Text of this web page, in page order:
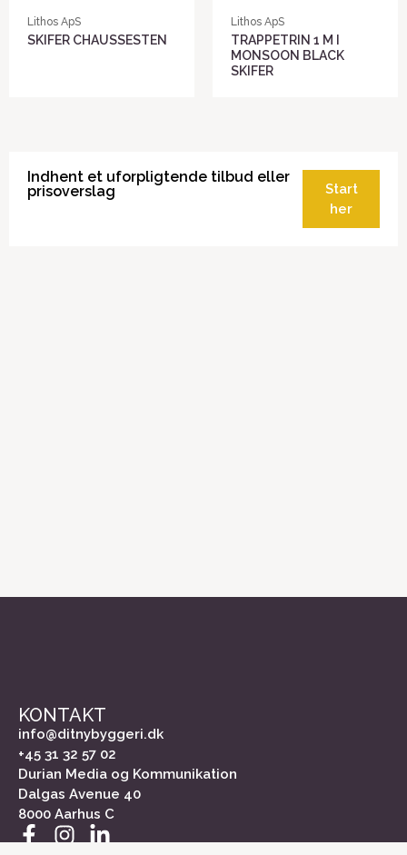
Lithos ApS
SKIFER CHAUSSESTEN
Lithos ApS
TRAPPETRIN 1 M I
MONSOON BLACK
SKIFER
Indhent et uforpligtende tilbud eller
prisoverslag
Start
her
KONTAKT
info@ditnybyggeri.dk
+45 31 32 57 02
Durian Media og Kommunikation
Dalgas Avenue 40
8000 Aarhus C